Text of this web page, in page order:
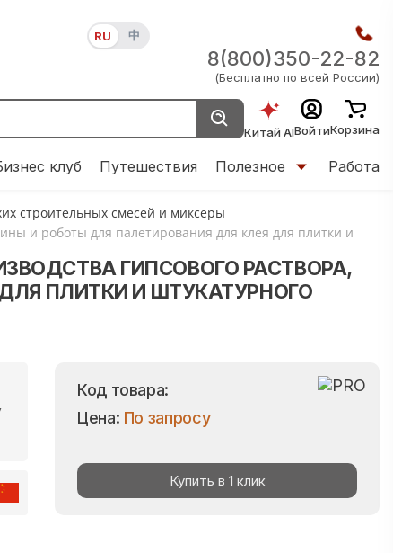
RU 中
8(800)350-22-82
(Бесплатно по всей России)
Китай AIВойтиКорзина
клуб Путешествия Полезное Работа
строительных смесей и миксеры
и роботы для палетирования для клея для плитки и
ГИПСОВОГО РАСТВОРА,
ПЛИТКИ И ШТУКАТУРНОГО
Код товара:
Цена: По запросу
Купить в 1 клик